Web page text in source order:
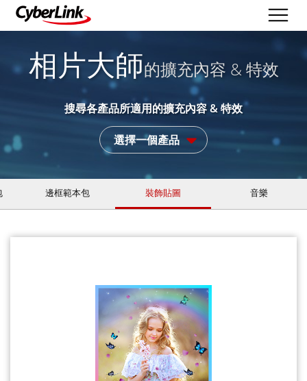
相片大師的擴充內容 & 特效
搜尋各產品所適用的擴充內容 & 特效
選擇一個產品
邊框範本包 裝飾貼圖 音樂